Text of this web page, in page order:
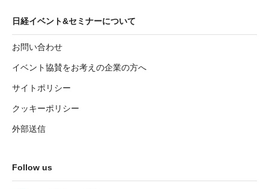
日経イベント&セミナーについて
お問い合わせ
イベント協賛をお考えの企業の方へ
サイトポリシー
クッキーポリシー
外部送信
Follow us